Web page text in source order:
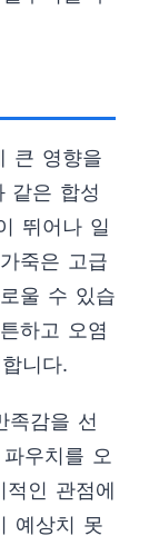
큰 영향을
같은 합성
뛰어나 일
죽은 고급
울 수 있습
하고 오염
니다.
족감을 선
우치를 오
인 관점에
예상치 못